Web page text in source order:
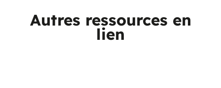
Autres ressources en
lien